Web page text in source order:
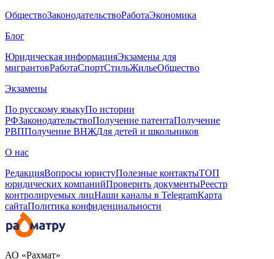
ОбществоЗаконодательствоРаботаЭкономика
Блог
Юридическая информацияЭкзамены для
мигрантовРаботаСпортСтильЖильеОбщество
Экзамены
По русскому языкуПо истории
РФЗаконодательствоПолучение патентаПолучение
РВППолучение ВНЖДля детей и школьников
О нас
РедакцияВопросы юристуПолезные контактыТОП
юридических компанийПроверить документыРеестр
контролируемых лицНаши каналы в TelegramКарта
сайтаПолитика конфиденциальности
АО «Рахмат»